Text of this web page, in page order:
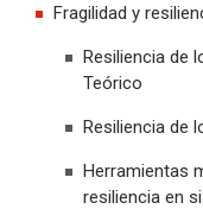
Fragilidad y
Resiliencia de
Teórico
Resiliencia de
Herramientas
resiliencia en